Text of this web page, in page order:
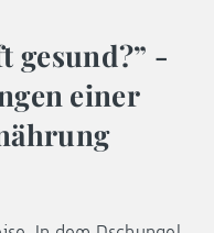
gesund?” -
einer